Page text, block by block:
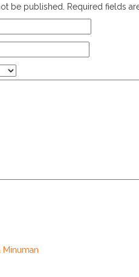
be published. Required fields
Minuman